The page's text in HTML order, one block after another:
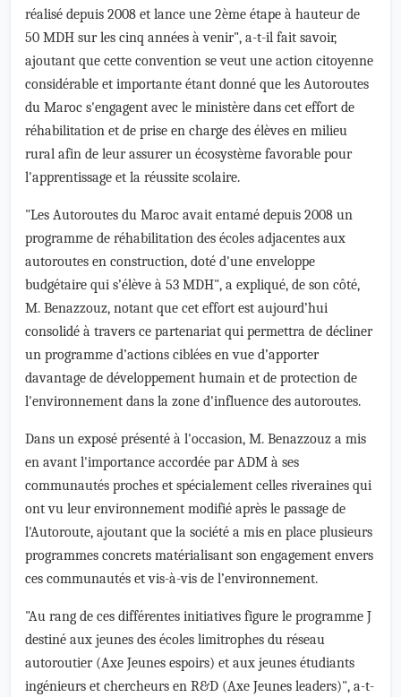
réalisé depuis 2008 et lance une 2ème étape à hauteur de
50 MDH sur les cinq années à venir", a-t-il fait savoir,
ajoutant que cette convention se veut une action citoyenne
considérable et importante étant donné que les Autoroutes
du Maroc s'engagent avec le ministère dans cet effort de
réhabilitation et de prise en charge des élèves en milieu
rural afin de leur assurer un écosystème favorable pour
l'apprentissage et la réussite scolaire.
"Les Autoroutes du Maroc avait entamé depuis 2008 un
programme de réhabilitation des écoles adjacentes aux
autoroutes en construction, doté d'une enveloppe
budgétaire qui s’élève à 53 MDH", a expliqué, de son côté,
M. Benazzouz, notant que cet effort est aujourd’hui
consolidé à travers ce partenariat qui permettra de décliner
un programme d’actions ciblées en vue d’apporter
davantage de développement humain et de protection de
l'environnement dans la zone d'influence des autoroutes.
Dans un exposé présenté à l'occasion, M. Benazzouz a mis
en avant l'importance accordée par ADM à ses
communautés proches et spécialement celles riveraines qui
ont vu leur environnement modifié après le passage de
l'Autoroute, ajoutant que la société a mis en place plusieurs
programmes concrets matérialisant son engagement envers
ces communautés et vis-à-vis de l’environnement.
"Au rang de ces différentes initiatives figure le programme J
destiné aux jeunes des écoles limitrophes du réseau
autoroutier (Axe Jeunes espoirs) et aux jeunes étudiants
ingénieurs et chercheurs en R&D (Axe Jeunes leaders)", a-t-